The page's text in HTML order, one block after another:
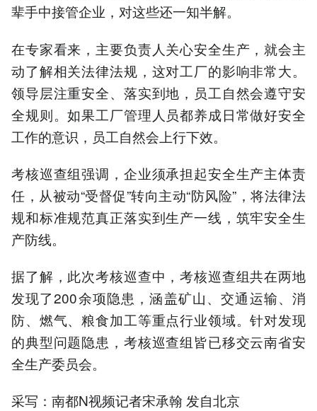
辈手中接管企业，对这些还一知半解。
在专家看来，主要负责人关心安全生产，就会主
动了解相关法律法规，这对工厂的影响非常大。
领导层注重安全、落实到地，员工自然会遵守安
全规则。如果工厂管理人员都养成日常做好安全
工作的意识，员工自然会上行下效。
考核巡查组强调，企业须承担起安全生产主体责
任，从被动“受督促”转向主动“防风险”，将法律法
规和标准规范真正落实到生产一线，筑牢安全生
产防线。
据了解，此次考核巡查中，考核巡查组共在两地
发现了200余项隐患，涵盖矿山、交通运输、消
防、燃气、粮食加工等重点行业领域。针对发现
的典型问题隐患，考核巡查组皆已移交云南省安
全生产委员会。
采写：南都N视频记者宋承翰 发自北京